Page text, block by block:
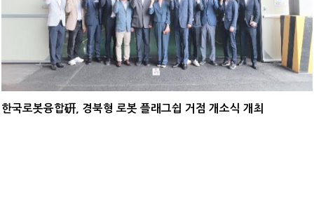
한국로봇융합硏, 경북형 로봇 플래그쉽 거점 개소식 개최